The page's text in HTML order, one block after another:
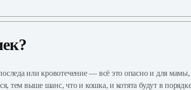
или кровотечение — всё это опасно и для
тем выше шанс, что и кошка, и котята будут в